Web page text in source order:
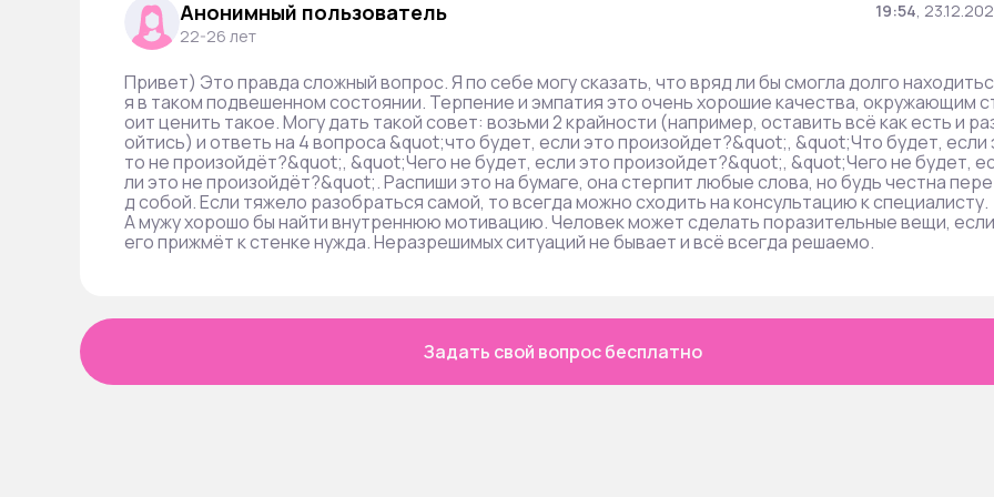
Анонимный пользователь
22-26 лет
19:54,
Привет) Это правда сложный вопрос. Я по себе могу сказать, что вряд ли бы смогла долго находитьс
я в таком подвешенном состоянии. Терпение и эмпатия это очень хорошие качества, окружающим
оит ценить такое. Могу дать такой совет: возьми 2 крайности (например, оставить всё как есть и
ойтись) и ответь на 4 вопроса &quot;что будет, если это произойдет?&quot;, &quot;Что будет, если
то не произойдёт?&quot;, &quot;Чего не будет, если это произойдет?&quot;, &quot;Чего не будет,
ли это не произойдёт?&quot;. Распиши это на бумаге, она стерпит любые слова, но будь честна пере
д собой. Если тяжело разобраться самой, то всегда можно сходить на консультацию к специалисту.
А мужу хорошо бы найти внутреннюю мотивацию. Человек может сделать поразительные вещи, если
его прижмёт к стенке нужда. Неразрешимых ситуаций не бывает и всё всегда решаемо.
Задать свой вопрос бесплатно